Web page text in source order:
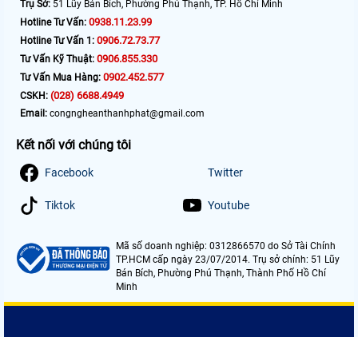
Trụ Sở: 51 Lũy Bán Bích, Phường Phú Thạnh, TP. Hồ Chí Minh
Hotline Tư Vấn: 0938.11.23.99
Hotline Tư Vấn 1: 0906.72.73.77
Tư Vấn Kỹ Thuật: 0906.855.330
Tư Vấn Mua Hàng: 0902.452.577
CSKH: (028) 6688.4949
Email: congngheanthanhphat@gmail.com
Kết nối với chúng tôi
Facebook Twitter
Tiktok Youtube
Mã số doanh nghiệp: 0312866570 do Sở Tài Chính
TP.HCM cấp ngày 23/07/2014. Trụ sở chính: 51 Lũy
Bán Bích, Phường Phú Thạnh, Thành Phố Hồ Chí
Minh